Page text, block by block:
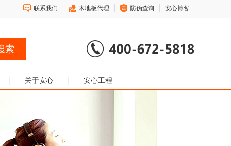
联系我们 木地板代理 防伪查询 安心博客
关于安心 安心工程